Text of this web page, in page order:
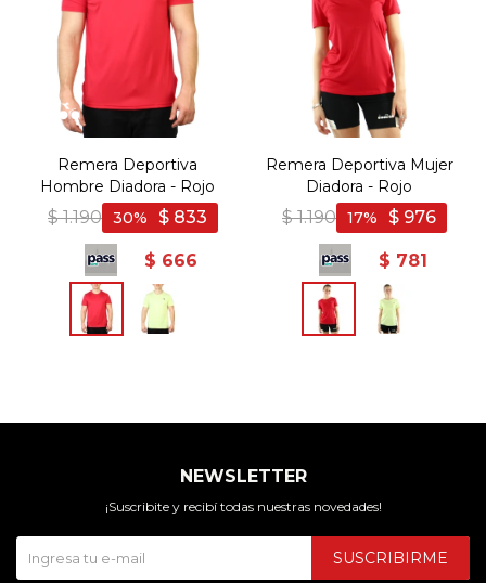
Remera Deportiva
Hombre Diadora - Rojo
$ 1.190 $ 833
30
$ 666
Remera Deportiva Mujer
Diadora - Rojo
$ 1.190 $ 976
17
$ 781
NEWSLETTER
¡Suscribite y recibí todas nuestras novedades!
SUSCRIBIRME